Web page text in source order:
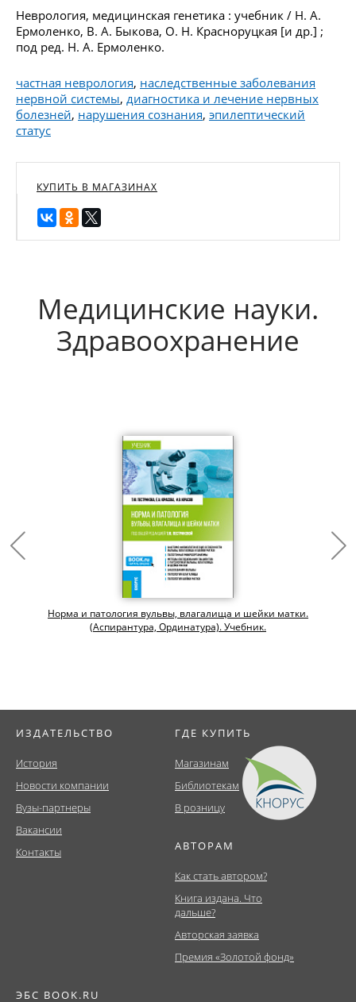
Неврология, медицинская генетика : учебник / Н. А.
Ермоленко, В. А. Быкова, О. Н. Красноруцкая [и др.] ;
под ред. Н. А. Ермоленко.
частная неврология, наследственные заболевания
нервной системы, диагностика и лечение нервных
болезней, нарушения сознания, эпилептический
статус
КУПИТЬ В МАГАЗИНАХ
Медицинские науки.
Здравоохранение
Норма и патология вульвы, влагалища и шейки матки.
(Аспирантура, Ординатура). Учебник.
ИЗДАТЕЛЬСТВО
История
Новости компании
Вузы-партнеры
Вакансии
Контакты
ГДЕ КУПИТЬ
Магазинам
Библиотекам
В розницу
АВТОРАМ
Как стать автором?
Книга издана. Что
дальше?
Авторская заявка
Премия «Золотой фонд»
ЭБС BOOK.RU